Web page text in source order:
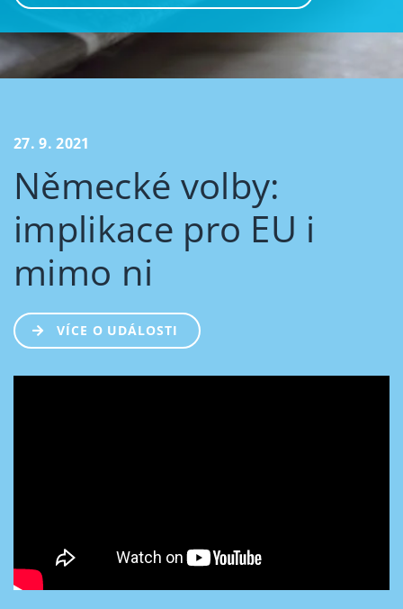
27. 9. 2021
Německé volby:
implikace pro EU i
mimo ni
VÍCE O UDÁLOSTI